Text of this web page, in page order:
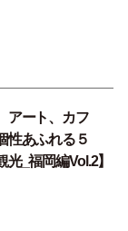
アート、カフ
あふれる５
_福岡編Vol.2】